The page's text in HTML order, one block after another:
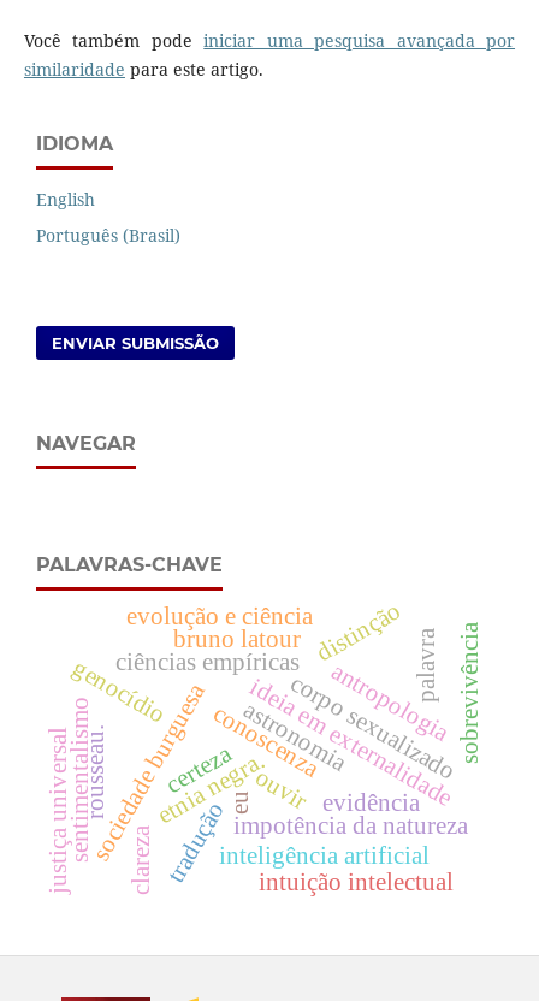
Você também podeiniciar uma pesquisa avançada por
similaridade para este artigo.
IDIOMA
English
Português (Brasil)
ENVIAR SUBMISSÃO
NAVEGAR
PALAVRAS-CHAVE
conoscenza
etnia negra. evidência
impotência da natureza
ideia em externalidade
ciências empíricas
sociedade burguesa corpo sexualizadosobrevivência
genocídio antropologia
tradução
bruno latour distinção palavra
astronomia
sentimentalismorousseau.
justiça universal clareza
certeza
inteligência artificial
ouvir
eu
intuição intelectual
evolução e ciência